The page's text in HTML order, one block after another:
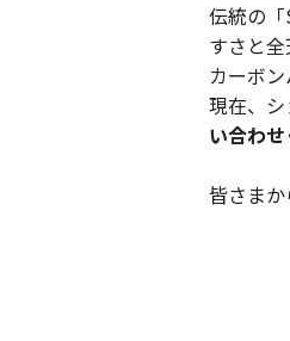
伝統の
すさと
カーボ
現在、シ
い合わせ
皆さまか